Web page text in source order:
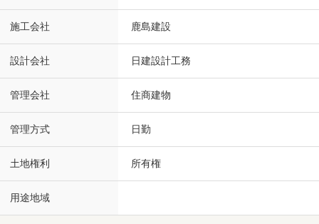
施工会社 鹿島建設
設計会社 日建設計工務
管理会社 住商建物
管理方式 日勤
土地権利 所有権
用途地域